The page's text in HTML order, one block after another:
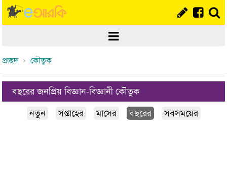
প্রচ্ছদ কৌতুক
বছরের জনপ্রিয় বিজ্ঞান-বিজ্ঞানী কৌতুক
নতুন
সপ্তাহের মাসের বছরের সবসময়ের